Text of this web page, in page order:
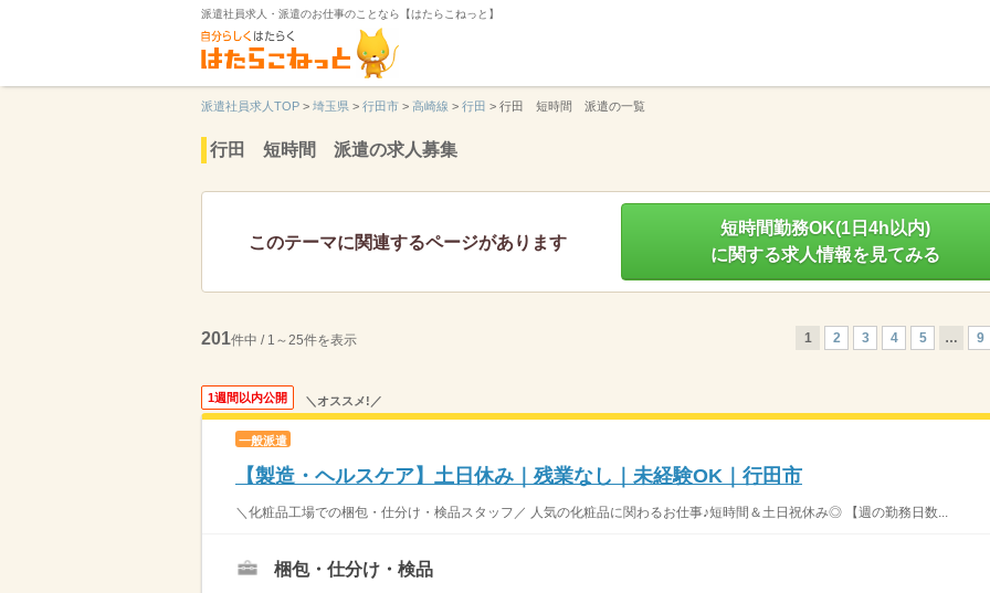
派遣社員求人・派遣のお仕事のことなら【はたらこねっと】
派遣社員求人TOP > 埼玉県 > 行田市 > 高崎線 > 行田 > 行田 短時間 派遣の一覧
行田 短時間 派遣の求人募集
このテーマに関連するページがあります
短時間勤務OK(1日4h以内)
に関する求人情報を見てみる
201件中 / 1～25件を表示 1 2 3 4 5 … 9
1週間以内公開 ＼オススメ!／
一般派遣
【製造・ヘルスケア】土日休み｜残業なし｜未経験OK｜行田市
＼化粧品工場での梱包・仕分け・検品スタッフ／ 人気の化粧品に関わるお仕事♪短時間＆土日祝休み◎ 【週の勤務日数...
梱包・仕分け・検品